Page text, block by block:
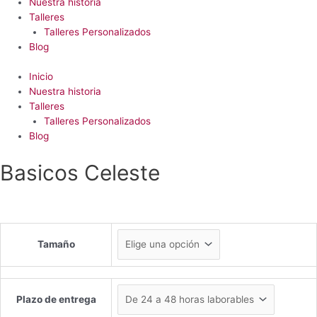
Talleres
Talleres Personalizados
Blog
Inicio
Nuestra historia
Talleres
Talleres Personalizados
Blog
Basicos Celeste
Tamaño
Plazo de entrega